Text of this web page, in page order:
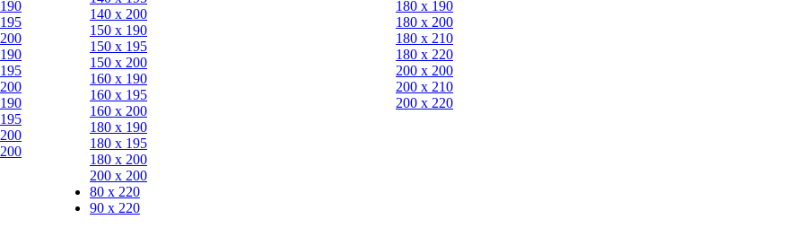
140 х 200
150 х 190
150 х 195
150 х 200
160 х 190
160 х 195
160 х 200
180 х 190
180 х 195
180 х 200
200 х 200
80 x 220
90 x 220
180 х 190
180 х 200
180 x 210
180 x 220
200 х 200
200 x 210
200 x 220